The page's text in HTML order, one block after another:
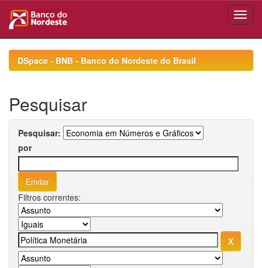
navigationDSpace - BNB - Banco do Nordeste do Brasil
Pesquisar
Pesquisar:
por
Filtros correntes: